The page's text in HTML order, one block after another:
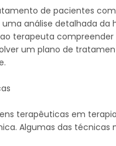
de pacientes
análise detalhada
terapeuta
um plano de
terapêuticas em
Algumas das técnicas